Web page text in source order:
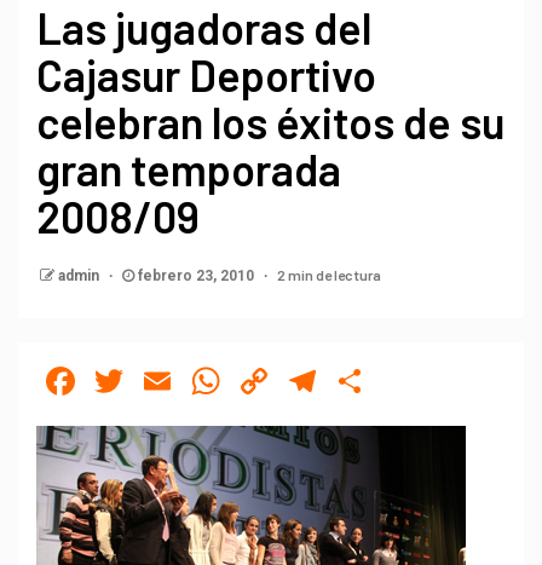
Las jugadoras del
Cajasur Deportivo
celebran los éxitos de su
gran temporada
2008/09
admin febrero 23, 2010 2 min de lectura
Facebook
Twitter
EmailWhatsApp
Copy
Link
Telegram